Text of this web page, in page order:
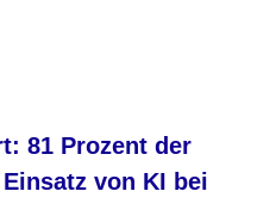
81 Prozent der
von KI bei